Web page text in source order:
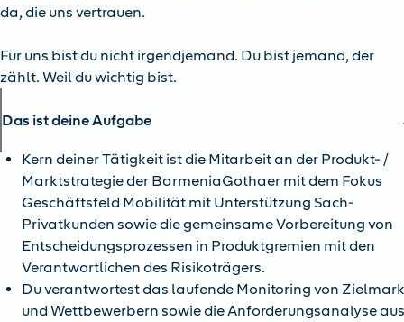
da, die uns vertrauen.
Für uns bist du nicht irgendjemand. Du bist jemand, der
zählt. Weil du wichtig bist.
Das ist deine Aufgabe
Kern deiner Tätigkeit ist die Mitarbeit an der Produkt- /
Marktstrategie der BarmeniaGothaer mit dem Fokus
Geschäftsfeld Mobilität mit Unterstützung Sach-
Privatkunden sowie die gemeinsame Vorbereitung von
Entscheidungsprozessen in Produktgremien mit den
Verantwortlichen des Risikoträgers.
Du verantwortest das laufende Monitoring von
und Wettbewerbern sowie die Anforderungsanalyse